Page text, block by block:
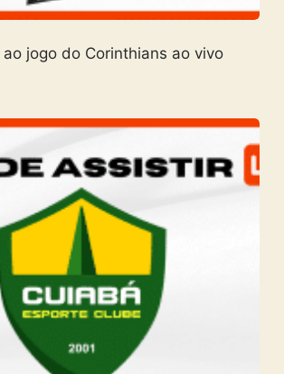
jogo do Corinthians ao vivo